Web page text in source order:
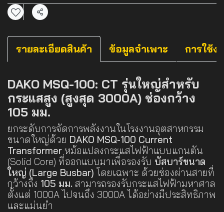
แชร์
รายละเอียดสินค้า ข้อมูลจำเพาะ การใช้ง
DAKO MSQ-100: CT รุ่นใหญ่สำหรับ
กระแสสูง (สูงสุด 3000A) ช่องกว้าง
105 มม.
ยกระดับการจัดการพลังงานในโรงงานอุตสาหกรรม
ขนาดใหญ่ด้วย DAKO MSQ-100 Current
Transformer หม้อแปลงกระแสไฟฟ้าแบบแกนตัน
(Solid Core) ที่ออกแบบมาเพื่อรองรับ บัสบาร์ขนาด
ใหญ่ (Large Busbar) โดยเฉพาะ ด้วยช่องผ่านสายที่
กว้างถึง 105 มม. สามารถรองรับกระแสไฟฟ้ามหาศาล
ตั้งแต่ 1000A ไปจนถึง 3000A ได้อย่างมีประสิทธิภาพ
และแม่นยำ